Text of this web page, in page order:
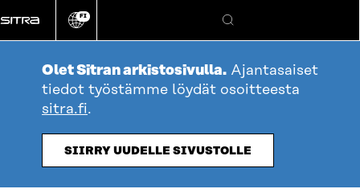
suoraan
sisältöön
Vaihda
kieli
FI
Hae
Olet Sitran arkistosivulla. Ajantasaiset
tiedot työstämme löydät osoitteesta
sitra.fi.
SIIRRY UUDELLE SIVUSTOLLE